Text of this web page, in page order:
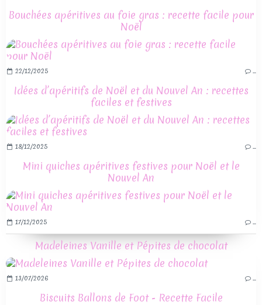
Bouchées apéritives au foie gras : recette facile pour
Noël
22/12/2025 …
Idées d’apéritifs de Noël et du Nouvel An : recettes
faciles et festives
18/12/2025 …
Mini quiches apéritives festives pour Noël et le
Nouvel An
17/12/2025 …
Madeleines Vanille et Pépites de chocolat
13/07/2026 …
Biscuits Ballons de Foot - Recette Facile